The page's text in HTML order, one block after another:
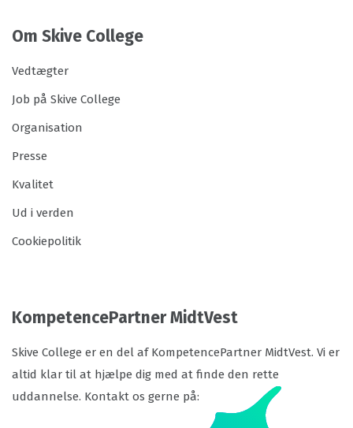
Om Skive College
Vedtægter
Job på Skive College
Organisation
Presse
Kvalitet
Ud i verden
Cookiepolitik
KompetencePartner MidtVest
Skive College er en del af KompetencePartner MidtVest. Vi er
altid klar til at hjælpe dig med at finde den rette
uddannelse. Kontakt os gerne på: